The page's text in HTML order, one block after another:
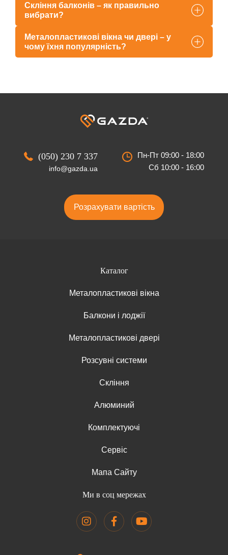
Скління балконів – як правильно
вибрати?
Металопластикові вікна чи двері – у
чому їхня популярність?
(050) 230 7 337
info@gazda.ua
Пн-Пт 09:00 - 18:00
Сб 10:00 - 16:00
Розрахувати вартість
Каталог
Металопластикові вікна
Балкони і лоджії
Металопластикові двері
Розсувні системи
Скління
Алюминий
Комплектуючі
Сервіс
Мапа Сайту
Ми в соц мережах